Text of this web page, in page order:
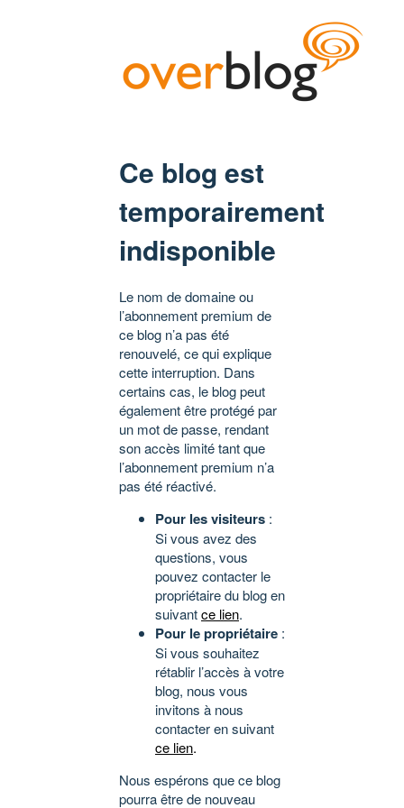
Ce blog est
temporairement
indisponible
Le nom de domaine ou
l’abonnement premium de
ce blog n’a pas été
renouvelé, ce qui explique
cette interruption. Dans
certains cas, le blog peut
également être protégé par
un mot de passe, rendant
son accès limité tant que
l’abonnement premium n’a
pas été réactivé.
Pour les visiteurs :
Si vous avez des
questions, vous
pouvez contacter le
propriétaire du blog en
suivantce lien.
Pour le propriétaire :
Si vous souhaitez
rétablir l’accès à votre
blog, nous vous
invitons à nous
contacter en suivant
ce lien.
Nous espérons que ce blog
pourra être de nouveau